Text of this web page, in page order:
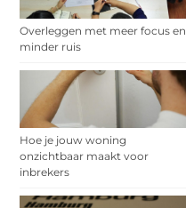
Overleggen met meer focus en
minder ruis
Hoe je jouw woning
onzichtbaar maakt voor
inbrekers